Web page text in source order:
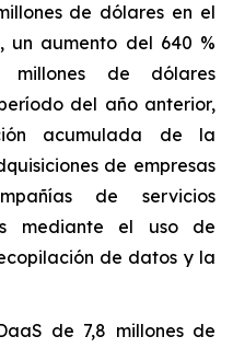
de dólares en el
un aumento del 640 %
de dólares
del año anterior,
acumulada de la
de empresas
de servicios
mediante el uso de
de datos y la
de 7,8 millones de